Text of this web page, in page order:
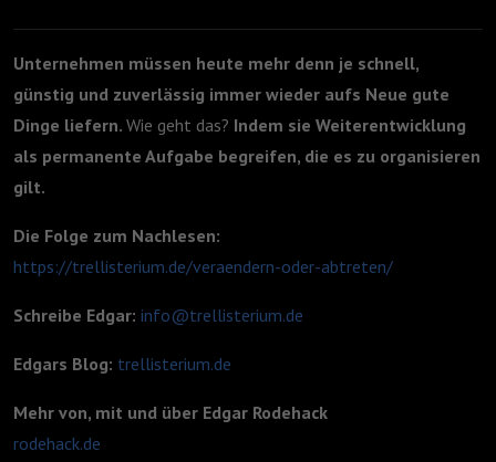
Unternehmen müssen heute mehr denn je schnell,
günstig und zuverlässig immer wieder aufs Neue gute
Dinge liefern. Wie geht das? Indem sie Weiterentwicklung
als permanente Aufgabe begreifen, die es zu organisieren
gilt.
Die Folge zum Nachlesen:
https://trellisterium.de/veraendern-oder-abtreten/
Schreibe Edgar: info@trellisterium.de
Edgars Blog: trellisterium.de
Mehr von, mit und über Edgar Rodehack
rodehack.de